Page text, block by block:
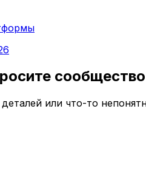
сообщество
или что-то